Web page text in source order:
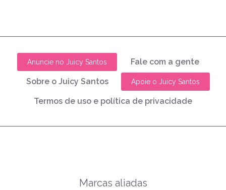
Anuncie no Juicy Santos Fale com a gente
Sobre o Juicy Santos Apoie o Juicy Santos
Termos de uso e política de privacidade
Marcas aliadas